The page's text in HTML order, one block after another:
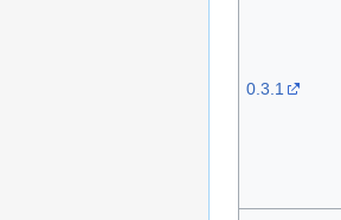
0.3.1